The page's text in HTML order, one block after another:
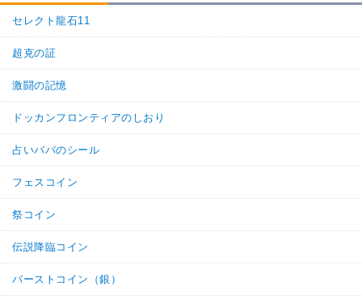
セレクト龍石11
超克の証
激闘の記憶
ドッカンフロンティアのしおり
占いババのシール
フェスコイン
祭コイン
伝説降臨コイン
バーストコイン（銀）